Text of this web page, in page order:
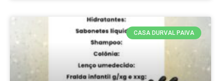
CASA DURVAL PAIVA